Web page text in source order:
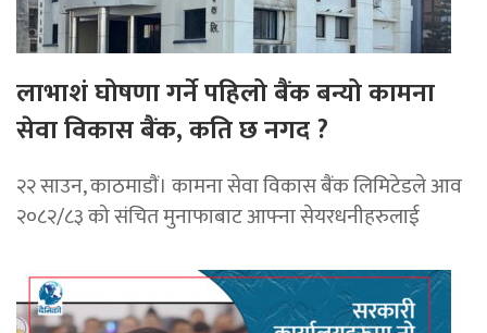
लाभाशं घोषणा गर्ने पहिलो बैंक बन्यो कामना
सेवा विकास बैंक, कति छ नगद ?
२२ साउन, काठमाडाैं। कामना सेवा विकास बैंक लिमिटेडले आव
२०८२/८३ को संचित मुनाफाबाट आफ्ना सेयरधनीहरुलाई